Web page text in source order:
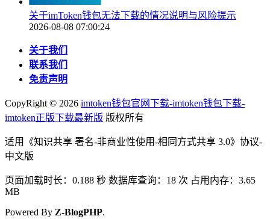
关于imToken钱包无法下载的情况说明与风险提示
2026-08-08 07:00:24
关于我们
联系我们
免责声明
CopyRight © 2026 imtoken钱包官网下载-imtoken钱包下载-
imtoken正版下载最新版 版权所有
适用《知识共享 署名-非商业性使用-相同方式共享 3.0》协议-
中文版
页面加载时长：0.188 秒 数据库查询：18 次 占用内存：3.65
MB
Powered By Z-BlogPHP.